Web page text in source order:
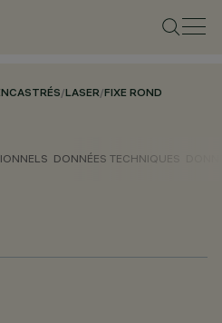
/LASER/FIXE ROND
DONNÉES TECHNIQUES